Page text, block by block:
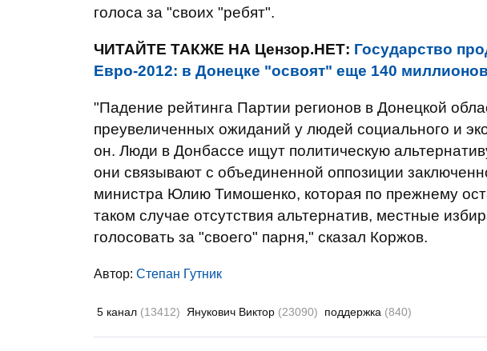
голоса за "своих "ребят".
ЧИТАЙТЕ ТАКЖЕ НА Цензор.НЕТ: Государство
Евро-2012: в Донецке "освоят" еще 140 миллионов
"Падение рейтинга Партии регионов в Донецкой
преувеличенных ожиданий у людей социального и
он. Люди в Донбассе ищут политическую
они связывают с объединенной оппозиции
министра Юлию Тимошенко, которая по прежнему
таком случае отсутствия альтернатив, местные
голосовать за "своего" парня," сказал Коржов.
Автор: Степан Гутник
5 канал (13412) Янукович Виктор (23090) поддержка (840)